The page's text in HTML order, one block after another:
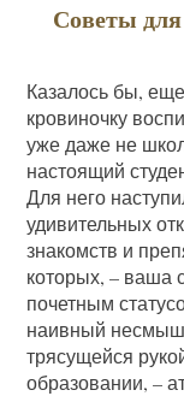
Советы
Казалось бы,
кровиночку
уже даже не
настоящий
Для него
удивительных
знакомств и
которых, – ваша
почетным
наивный
трясущейся
образовании, –